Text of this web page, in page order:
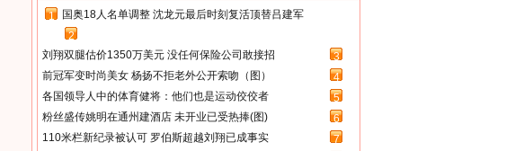
1
国奥18人名单调整 沈龙元最后时刻复活顶替吕建军
2
刘翔双腿估价1350万美元 没任何保险公司敢接招
3
前冠军变时尚美女 杨扬不拒老外公开索吻（图）
4
各国领导人中的体育健将：他们也是运动佼佼者
5
粉丝盛传姚明在通州建酒店 未开业已受热捧(图)
6
110米栏新纪录被认可 罗伯斯超越刘翔已成事实
7